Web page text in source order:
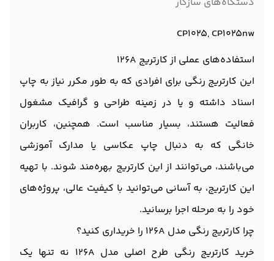
CP1025, CP1025nw
استفاده‌های عملی از کارتریج 126A
این کارتریج رنگی برای افرادی که به طور مکرر نیاز به چاپ
اسناد داشته و یا در زمینه طراحی و گرافیک مشغول
فعالیت هستند، بسیار مناسب است. همچنین، کاربران
خانگی که به دنبال چاپ عکاسی یا مدارک آموزشی
می‌باشند، می‌توانند از این کارتریج بهره‌مند شوند. با تهیه
این کارتریج، به آسانی می‌توانید با کیفیت عالی، پروژه‌های
خود را به مرحله اجرا برسانید.
چرا کارتریج رنگی مدل 126A را خریداری کنید؟
خرید کارتریج رنگی طرح اصلی مدل 126A نه تنها یک